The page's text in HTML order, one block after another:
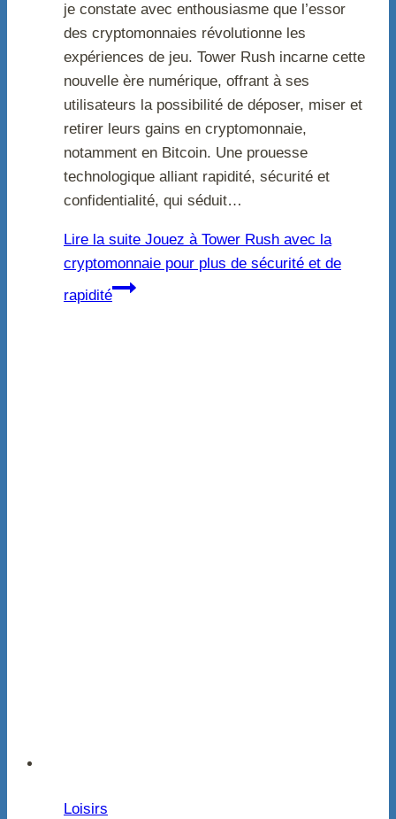
je constate avec enthousiasme que l’essor
des cryptomonnaies révolutionne les
expériences de jeu. Tower Rush incarne cette
nouvelle ère numérique, offrant à ses
utilisateurs la possibilité de déposer, miser et
retirer leurs gains en cryptomonnaie,
notamment en Bitcoin. Une prouesse
technologique alliant rapidité, sécurité et
confidentialité, qui séduit…
Lire la suite Jouez à Tower Rush avec la
cryptomonnaie pour plus de sécurité et de
rapidité
Loisirs